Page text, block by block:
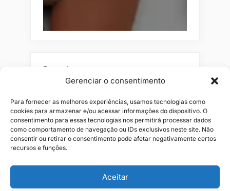
Gerenciar o consentimento
Para fornecer as melhores experiências, usamos tecnologias como
cookies para armazenar e/ou acessar informações do dispositivo. O
consentimento para essas tecnologias nos permitirá processar dados
como comportamento de navegação ou IDs exclusivos neste site. Não
consentir ou retirar o consentimento pode afetar negativamente certos
recursos e funções.
Aceitar
Pesquisar